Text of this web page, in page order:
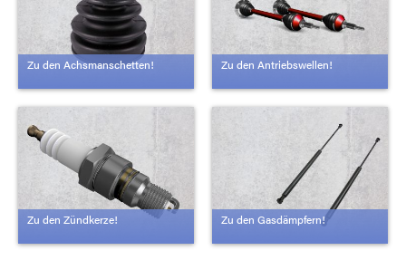
Zu den Achsmanschetten! Zu den Antriebswellen!
Zu den Zündkerze! Zu den Gasdämpfern!